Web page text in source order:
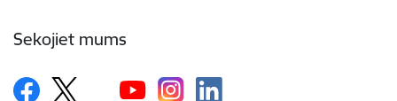
Sekojiet mums